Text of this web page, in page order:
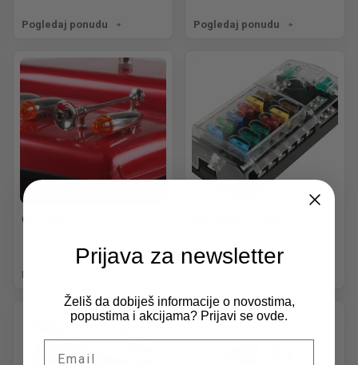
Pogledaj ponudu Pogledaj ponudu
Oprema
Pogledaj ponudu
Prijava za newsletter
Želiš da dobiješ informacije o novostima,
popustima i akcijama? Prijavi se ovde.